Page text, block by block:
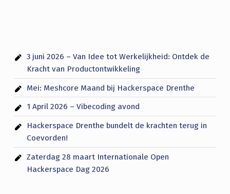
3 juni 2026 – Van Idee tot Werkelijkheid: Ontdek de
Kracht van Productontwikkeling
Mei: Meshcore Maand bij Hackerspace Drenthe
1 April 2026 – Vibecoding avond
Hackerspace Drenthe bundelt de krachten terug in
Coevorden!
Zaterdag 28 maart Internationale Open
Hackerspace Dag 2026